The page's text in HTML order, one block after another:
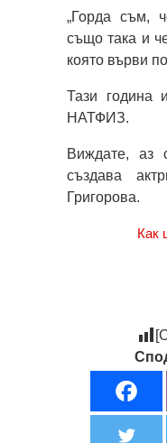
„Горда съм,
също така и
която върви
Тази година
НАТФИЗ.
Виждате, аз
създава
Григорова.
Как